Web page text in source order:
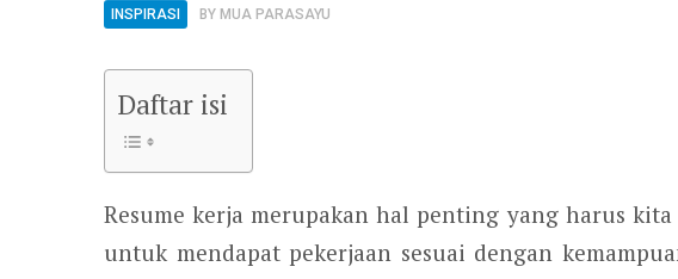
INSPIRASI BY MUA PARASAYU
Daftar isi
Resume kerja merupakan hal penting yang harus
untuk mendapat pekerjaan sesuai dengan